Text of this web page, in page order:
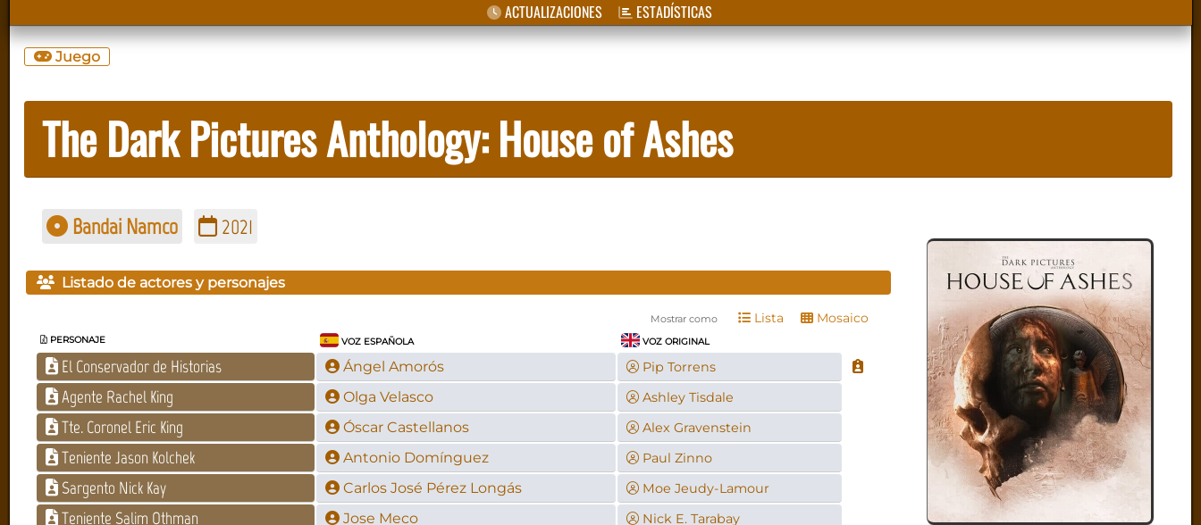
ACTUALIZACIONES ESTADÍSTICAS
Juego
The Dark Pictures Anthology: House of Ashes
Bandai Namco 2021
Listado de actores y personajes
Mostrar como Lista Mosaico
PERSONAJE VOZ ESPAÑOLA VOZ ORIGINAL
El Conservador de Historias Ángel Amorós Pip Torrens
Agente Rachel King Olga Velasco Ashley Tisdale
Tte. Coronel Eric King Óscar Castellanos Alex Gravenstein
Teniente Jason Kolchek Antonio Domínguez Paul Zinno
Sargento Nick Kay Carlos José Pérez Longás Moe Jeudy-Lamour
Teniente Salim Othman Jose Meco Nick E. Tarabay